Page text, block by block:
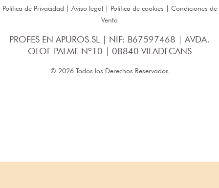
Política de Privacidad | Aviso legal| Política de cookies | Condiciones de
Venta
PROFES EN APUROS SL | NIF: B67597468 | AVDA.
OLOF PALME Nº10 | 08840 VILADECANS
© 2026 Todos los Derechos Reservados